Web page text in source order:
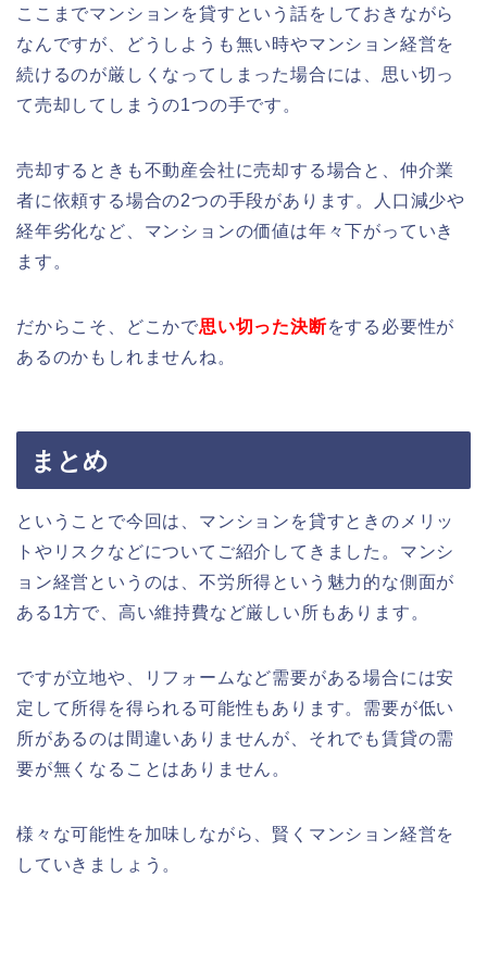
ここまでマンションを貸すという話をしておきながら
なんですが、どうしようも無い時やマンション経営を
続けるのが厳しくなってしまった場合には、思い切っ
て売却してしまうの1つの手です。
売却するときも不動産会社に売却する場合と、仲介業
者に依頼する場合の2つの手段があります。人口減少や
経年劣化など、マンションの価値は年々下がっていき
ます。
だからこそ、どこかで思い切った決断をする必要性が
あるのかもしれませんね。
まとめ
ということで今回は、マンションを貸すときのメリッ
トやリスクなどについてご紹介してきました。マンシ
ョン経営というのは、不労所得という魅力的な側面が
ある1方で、高い維持費など厳しい所もあります。
ですが立地や、リフォームなど需要がある場合には安
定して所得を得られる可能性もあります。需要が低い
所があるのは間違いありませんが、それでも賃貸の需
要が無くなることはありません。
様々な可能性を加味しながら、賢くマンション経営を
していきましょう。